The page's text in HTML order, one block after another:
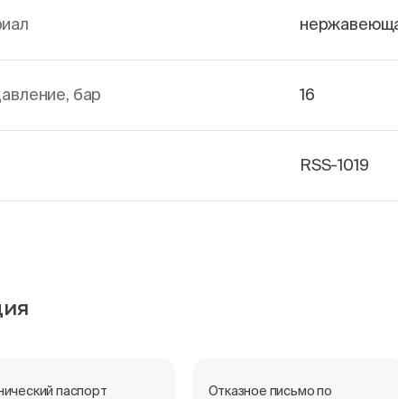
бар 16
RSS-1019
паспорт
Отказное письмо по